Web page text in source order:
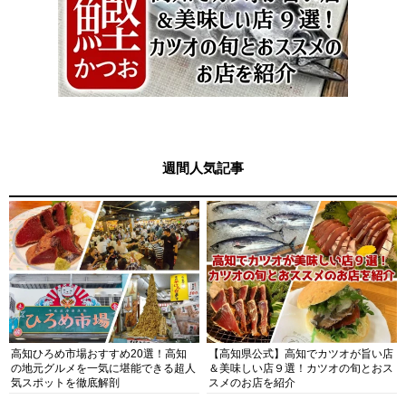
週間人気記事
高知ひろめ市場おすすめ20選！高知
の地元グルメを一気に堪能できる超人
気スポットを徹底解剖
【高知県公式】高知でカツオが旨い店
＆美味しい店９選！カツオの旬とおス
スメのお店を紹介